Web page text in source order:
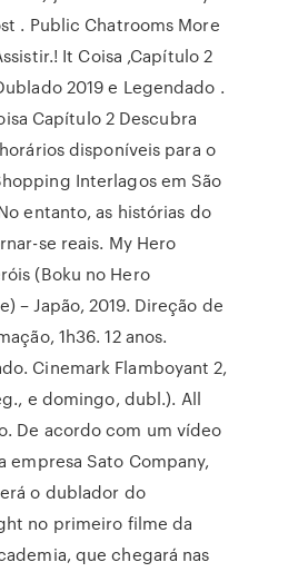
. Public Chatrooms More
It Coisa ,Capítulo 2
2019 e Legendado .
Capítulo 2 Descubra
disponíveis para o
Interlagos em São
entanto, as histórias do
se reais. My Hero
(Boku no Hero
– Japão, 2019. Direção de
1h36. 12 anos.
Cinemark Flamboyant 2,
e domingo, dubl.). All
De acordo com um vídeo
empresa Sato Company,
o dublador do
no primeiro filme da
que chegará nas